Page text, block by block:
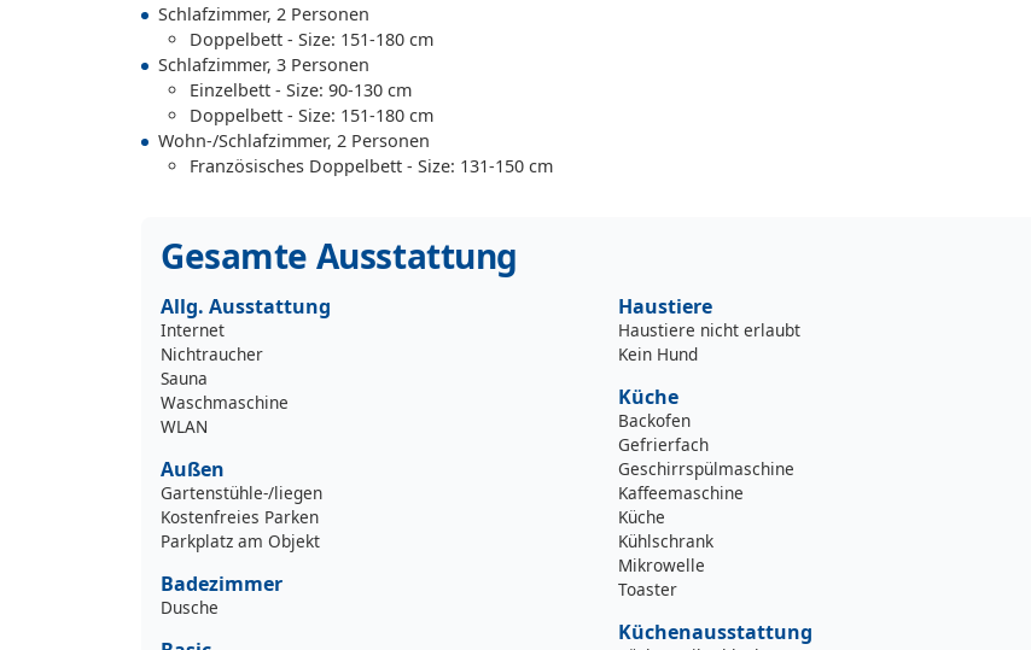
Schlafzimmer, 2 Personen
Doppelbett - Size: 151-180 cm
Schlafzimmer, 3 Personen
Einzelbett - Size: 90-130 cm
Doppelbett - Size: 151-180 cm
Wohn-/Schlafzimmer, 2 Personen
Französisches Doppelbett - Size: 131-150 cm
Gesamte Ausstattung
Allg. Ausstattung
Internet
Nichtraucher
Sauna
Waschmaschine
WLAN
Außen
Gartenstühle-/liegen
Kostenfreies Parken
Parkplatz am Objekt
Badezimmer
Dusche
Haustiere
Haustiere nicht erlaubt
Kein Hund
Küche
Backofen
Gefrierfach
Geschirrspülmaschine
Kaffeemaschine
Küche
Kühlschrank
Mikrowelle
Toaster
Küchenausstattung